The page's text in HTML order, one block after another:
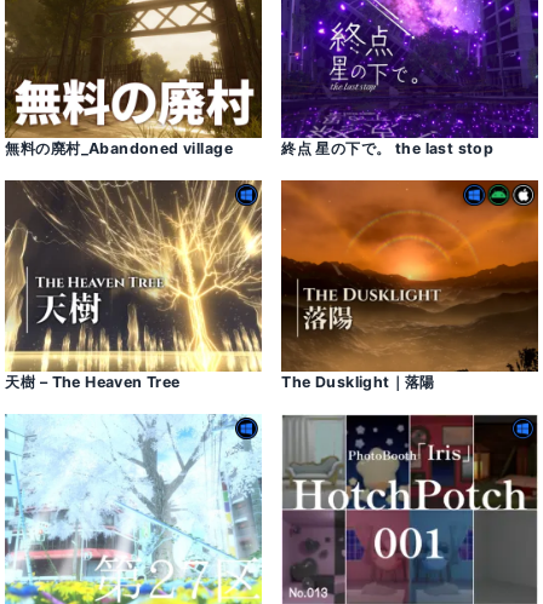
無料の廃村_Abandoned village 終点 星の下で。 the last stop
天樹 – The Heaven Tree The Dusklight｜落陽